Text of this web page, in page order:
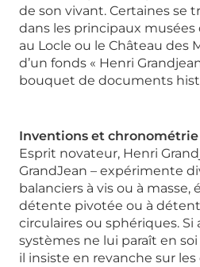
de son vivant. Certaines se
dans les principaux musées
au Locle ou le Château des
d’un fonds « Henri
bouquet de documents
Inventions et chronométrie
Esprit novateur, Henri
GrandJean – expérimente
balanciers à vis ou à masse,
détente pivotée ou à
circulaires ou sphériques. Si
systèmes ne lui paraît en
il insiste en revanche sur